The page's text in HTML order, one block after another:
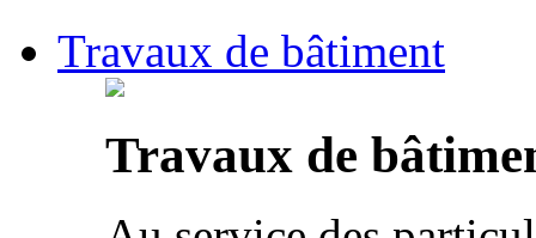
Travaux de bâtiment
Travaux de